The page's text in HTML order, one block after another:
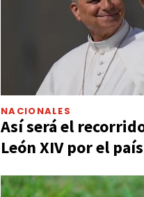
NACIONALES
Así será el
León XIV por el país